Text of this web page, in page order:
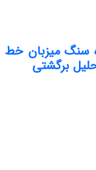
سنگ میزبان خط
برگشتی